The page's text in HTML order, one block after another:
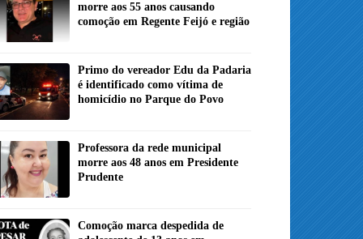
morre aos 55 anos causando
comoção em Regente Feijó e região
Primo do vereador Edu da Padaria
é identificado como vítima de
homicídio no Parque do Povo
Professora da rede municipal
morre aos 48 anos em Presidente
Prudente
Comoção marca despedida de